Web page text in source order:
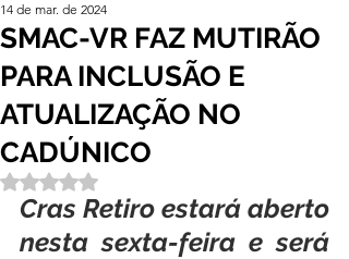
SMAC-VR FAZ MUTIRÃO
PARA INCLUSÃO E
ATUALIZAÇÃO NO
CADÚNICO
14 de mar. de 2024
Avaliado com NaN de 5 estrelas.
Cras Retiro estará aberto
nesta sexta-feira e será